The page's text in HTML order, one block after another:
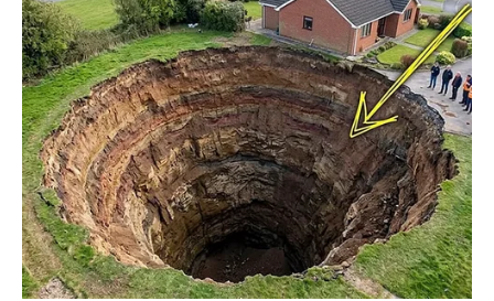
iznenađen ovom brutalnom promjenom. Njegova bol bila je
duboka, ispunjena osjećajem izdaje i gubitka. Pokušavao je da
shvati kako je mogao propustiti znakove, kako su se njihovi
putevi razdvojili bez da je primijetio. Ova situacija natjerala ga
je da preispita ne samo svoju vezu s Nikom, već i svoju
sposobnost da voli i bude voljen.
U trenucima introspekcije, Duško je shvatio da je ljubav, koliko
god snažna bila, možda nije bila dovoljna da zadrži Niku uz
sebe. Njihovi posljednji razgovori bili su teški i bolni; Duško je